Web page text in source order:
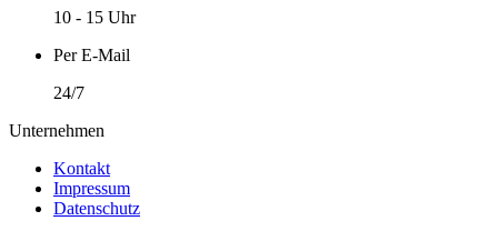
10 - 15 Uhr
Per E-Mail
24/7
Unternehmen
Kontakt
Impressum
Datenschutz